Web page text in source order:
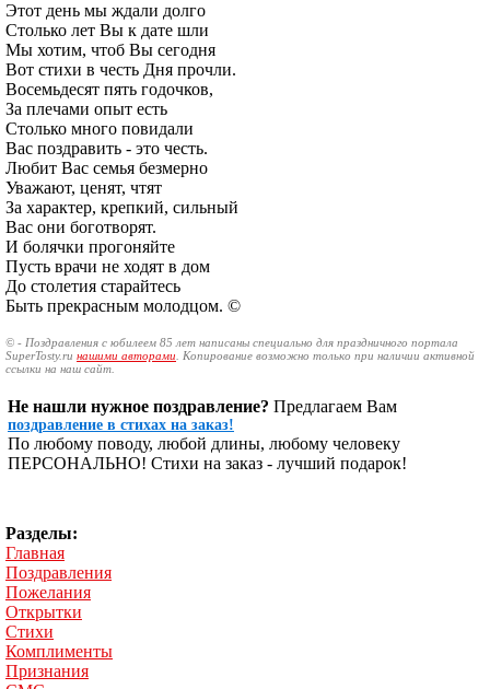
Этот день мы ждали долго
Столько лет Вы к дате шли
Мы хотим, чтоб Вы сегодня
Вот стихи в честь Дня прочли.
Восемьдесят пять годочков,
За плечами опыт есть
Столько много повидали
Вас поздравить - это честь.
Любит Вас семья безмерно
Уважают, ценят, чтят
За характер, крепкий, сильный
Вас они боготворят.
И болячки прогоняйте
Пусть врачи не ходят в дом
До столетия старайтесь
Быть прекрасным молодцом. ©
© - Поздравления с юбилеем 85 лет написаны специально для праздничного портала
SuperTosty.ru нашими авторами . Копирование возможно только при наличии активной
ссылки на наш сайт.
Не нашли нужное поздравление? Предлагаем Вам
поздравление в стихах на заказ!
По любому поводу, любой длины, любому человеку
ПЕРСОНАЛЬНО! Стихи на заказ - лучший подарок!
Разделы:
Главная
Поздравления
Пожелания
Открытки
Стихи
Комплименты
Признания